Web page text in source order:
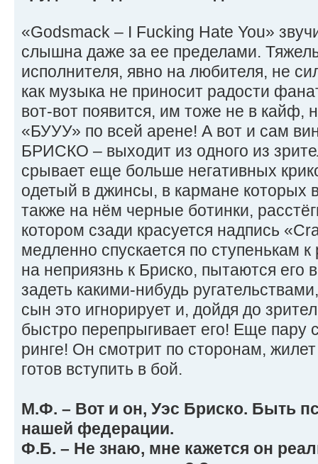
«Godsmack – I Fucking Hate You»
слышна даже за ее пределами.
исполнителя, явно на любителя, не
как музыка не приносит радости
вот-вот появится, им тоже не в кайф,
«БУУУ» по всей арене! А вот и сам
БРИСКО – выходит из одного из
срывает еще больше негативных
одетый в джинсы, в кармане которых
также на нём черные ботинки,
котором сзади красуется надпись
медленно спускается по ступенькам
на неприязнь к Бриско, пытаются его
задеть какими-нибудь
сын это игнорирует и, дойдя до
быстро перепрыгивает его! Еще пару
ринге! Он смотрит по сторонам,
готов вступить в бой.
М.Ф. – Вот и он, Уэс Бриско. Быть
нашей федерации.
Ф.Б. – Не знаю, мне кажется он